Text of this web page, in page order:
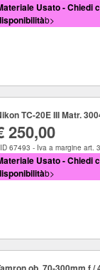
Usato - Chiedi
b>
TC-20E III Matr.
250,00
67493 - Iva a margine art.
Usato - Chiedi
b>